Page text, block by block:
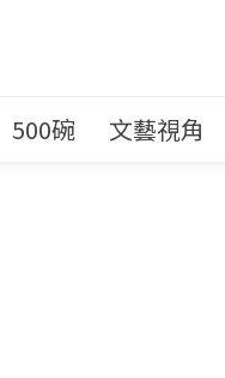
500碗 文藝視角